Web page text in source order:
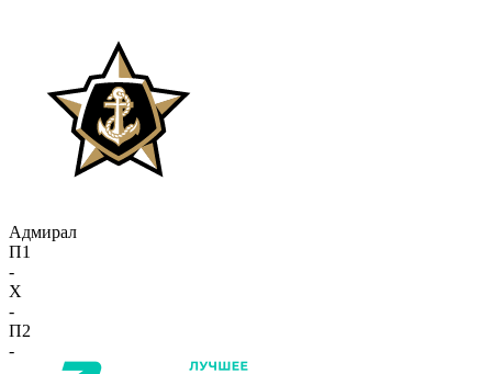
Адмирал
П1
-
X
-
П2
-